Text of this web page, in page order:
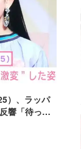
）、ラッパ
響「待っ
近ずっと可